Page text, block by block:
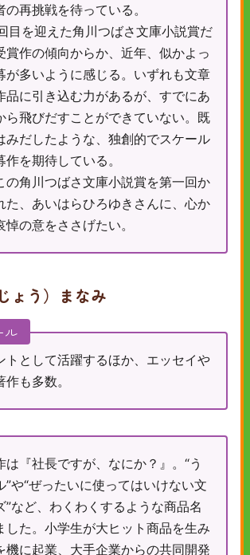
再挑戦を待っている。
目を迎えた角川つばさ文庫小説賞だ
賞作の傾向からか、近年、似かよっ
が多いように感じる。いずれも文章
品に引き込む力があるが、すでにあ
ら飛びだすことができていない。既
みだしたような、独創的でスケール
を期待している。
角川つばさ文庫小説賞を第一回か
た、あいはらひろゆきさんに、心か
悼の意をささげたい。
ょう）まなみ
ル
トとして活躍するほか、エッセイや
も多数。
『社長ですが、なにか？』。“う
”や“ぜったいに使ってはいけない文
”など、わくわくするような商品名
した。小学生が大ヒット商品を生み
機に起業、大手企業からの共同開発